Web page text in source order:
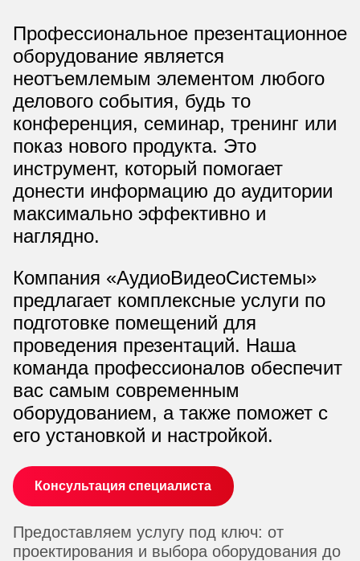
Профессиональное презентационное
оборудование является
неотъемлемым элементом любого
делового события, будь то
конференция, семинар, тренинг или
показ нового продукта. Это
инструмент, который помогает
донести информацию до аудитории
максимально эффективно и
наглядно.
Компания «АудиоВидеоСистемы»
предлагает комплексные услуги по
подготовке помещений для
проведения презентаций. Наша
команда профессионалов обеспечит
вас самым современным
оборудованием, а также поможет с
его установкой и настройкой.
Консультация специалиста
Предоставляем услугу под ключ: от
проектирования и выбора оборудования до